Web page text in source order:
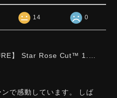
14 0
【SIGNATURE】 Star Rose Cut™️ 1.0ct Natural Green Sphene
で感動しています。 しば